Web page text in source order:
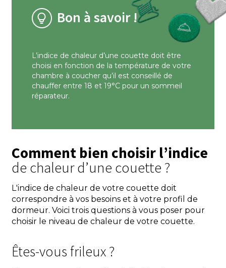
Bon à savoir !
L’indice de chaleur d’une couette doit être
choisi en fonction de la température de votre
chambre à coucher qu’il est conseillé de
chauffer entre 18 et 19°C pour un sommeil
réparateur.
Comment bien choisir l’indice
de chaleur d’une couette ?
L'indice de chaleur de votre couette doit
correspondre à vos besoins et à votre profil de
dormeur. Voici trois questions à vous poser pour
choisir le niveau de chaleur de votre couette.
Êtes-vous frileux ?